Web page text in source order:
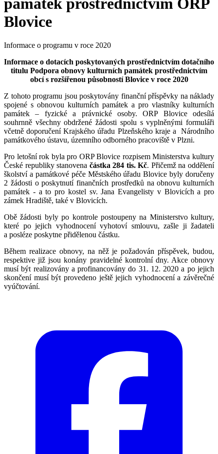
Blovice
Informace o programu v roce 2020
Informace o dotacích poskytovaných prostřednictvím dotačního
titulu Podpora obnovy kulturních památek prostřednictvím
obcí s rozšířenou působností Blovice v roce 2020
Z tohoto programu jsou poskytovány finanční příspěvky na náklady
spojené s obnovou kulturních památek a pro vlastníky kulturních
památek – fyzické a právnické osoby. ORP Blovice odesílá
souhrnně všechny obdržené žádosti spolu s vyplněnými formuláři
včetně doporučení Krajského úřadu Plzeňského kraje a Národního
památkového ústavu, územního odborného pracoviště v Plzni.
Pro letošní rok byla pro ORP Blovice rozpisem Ministerstva kultury
České republiky stanovena částka 284 tis. Kč. Přičemž na oddělení
školství a památkové péče Městského úřadu Blovice byly doručeny
2 žádosti o poskytnutí finančních prostředků na obnovu kulturních
památek - a to pro kostel sv. Jana Evangelisty v Blovicích a pro
zámek Hradiště, také v Blovicích.
Obě žádosti byly po kontrole postoupeny na Ministerstvo kultury,
které po jejich vyhodnocení vyhotoví smlouvu, zašle ji žadateli
a posléze poskytne přidělenou částku.
Během realizace obnovy, na něž je požadován příspěvek, budou,
respektive již jsou konány pravidelné kontrolní dny. Akce obnovy
musí být realizovány a profinancovány do 31. 12. 2020 a po jejich
skončení musí být provedeno ještě jejich vyhodnocení a závěrečné
vyúčtování.